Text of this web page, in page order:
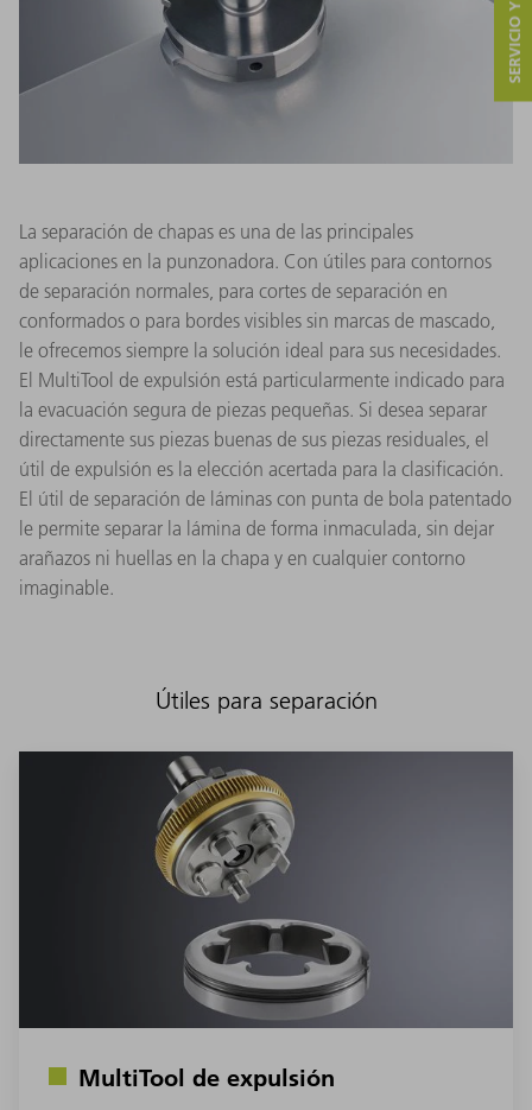
La separación de chapas es una de las principales
aplicaciones en la punzonadora. Con útiles para contornos
de separación normales, para cortes de separación en
conformados o para bordes visibles sin marcas de mascado,
le ofrecemos siempre la solución ideal para sus necesidades.
El MultiTool de expulsión está particularmente indicado para
la evacuación segura de piezas pequeñas. Si desea separar
directamente sus piezas buenas de sus piezas residuales, el
útil de expulsión es la elección acertada para la clasificación.
El útil de separación de láminas con punta de bola patentado
le permite separar la lámina de forma inmaculada, sin dejar
arañazos ni huellas en la chapa y en cualquier contorno
imaginable.
Útiles para separación
MultiTool de expulsión